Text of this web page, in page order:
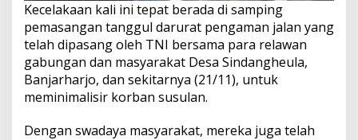
Kecelakaan kali ini tepat berada di samping
pemasangan tanggul darurat pengaman jalan yang
telah dipasang oleh TNI bersama para relawan
gabungan dan masyarakat Desa Sindangheula,
Banjarharjo, dan sekitarnya (21/11), untuk
meminimalisir korban susulan.
Dengan swadaya masyarakat, mereka juga telah